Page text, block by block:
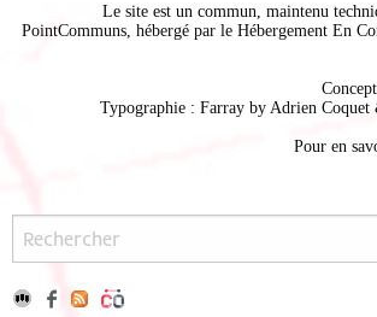
Le site est un commun, maintenu
PointCommuns , hébergé par le Hébergement En
Typographie : Farray by Adrien Coquet
Pour en